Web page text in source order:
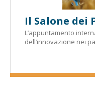
Il Salone dei
L’appuntamento
dell’innovazione nei